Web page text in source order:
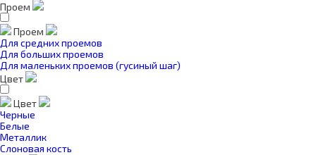
Проем
Проем
Для средних проемов
Для больших проемов
Для маленьких проемов (гусиный шаг)
Цвет
Цвет
Черные
Белые
Металлик
Слоновая кость